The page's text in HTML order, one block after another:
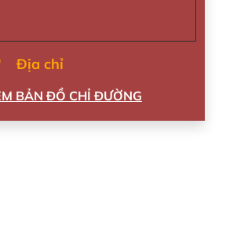
Địa chỉ
BẢN ĐỒ CHỈ ĐƯỜNG